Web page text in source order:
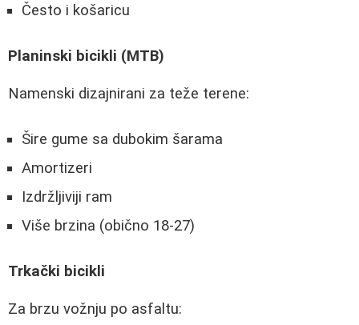
Često i košaricu
Planinski bicikli (MTB)
Namenski dizajnirani za teže terene:
Šire gume sa dubokim šarama
Amortizeri
Izdržljiviji ram
Više brzina (obično 18-27)
Trkački bicikli
Za brzu vožnju po asfaltu: